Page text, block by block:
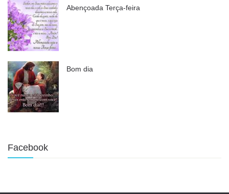
Abençoada Terça-feira
Bom dia
Facebook